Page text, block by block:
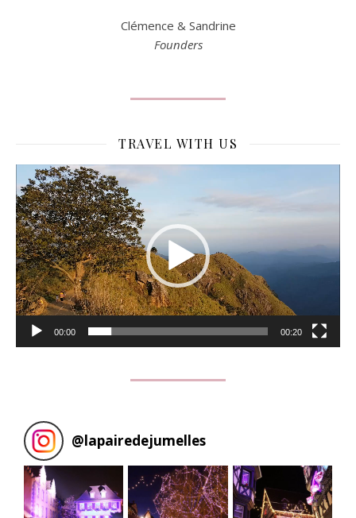
Clémence & Sandrine
Founders
TRAVEL WITH US
Lecteur
vidéo
00:00 00:20
@lapairedejumelles